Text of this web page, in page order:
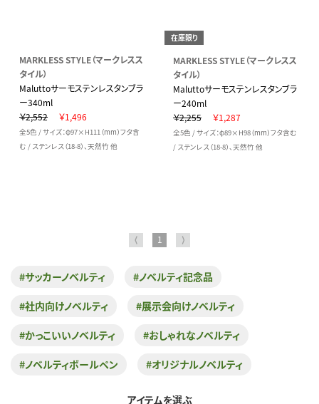
MARKLESS STYLE（マークレスス
タイル）
Maluttoサーモステンレスタンブラ
ー340ml
￥2,552
￥1,496
全5色 / サイズ：φ97×H111（mm）フタ含
む / ステンレス（18-8）、天然竹 他
在庫限り
MARKLESS STYLE（マークレスス
タイル）
Maluttoサーモステンレスタンブラ
ー240ml
￥2,255
￥1,287
全5色 / サイズ：φ89×H98（mm）フタ含む
/ ステンレス（18-8）、天然竹 他
⟨ 1 ⟩
#サッカーノベルティ #ノベルティ記念品
#社内向けノベルティ #展示会向けノベルティ
#かっこいいノベルティ #おしゃれなノベルティ
#ノベルティボールペン #オリジナルノベルティ
アイテムを選ぶ